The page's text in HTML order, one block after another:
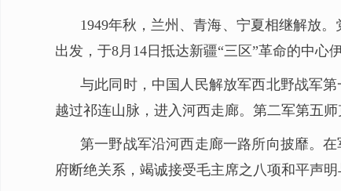
1949年秋，兰州、青海、宁夏相继解放
出发，于8月14日抵达新疆“三区”革命的中心
与此同时，中国人民解放军西北野战军
越过祁连山脉，进入河西走廊。第二军第五
第一野战军沿河西走廊一路所向披靡。
府断绝关系，竭诚接受毛主席之八项和平声